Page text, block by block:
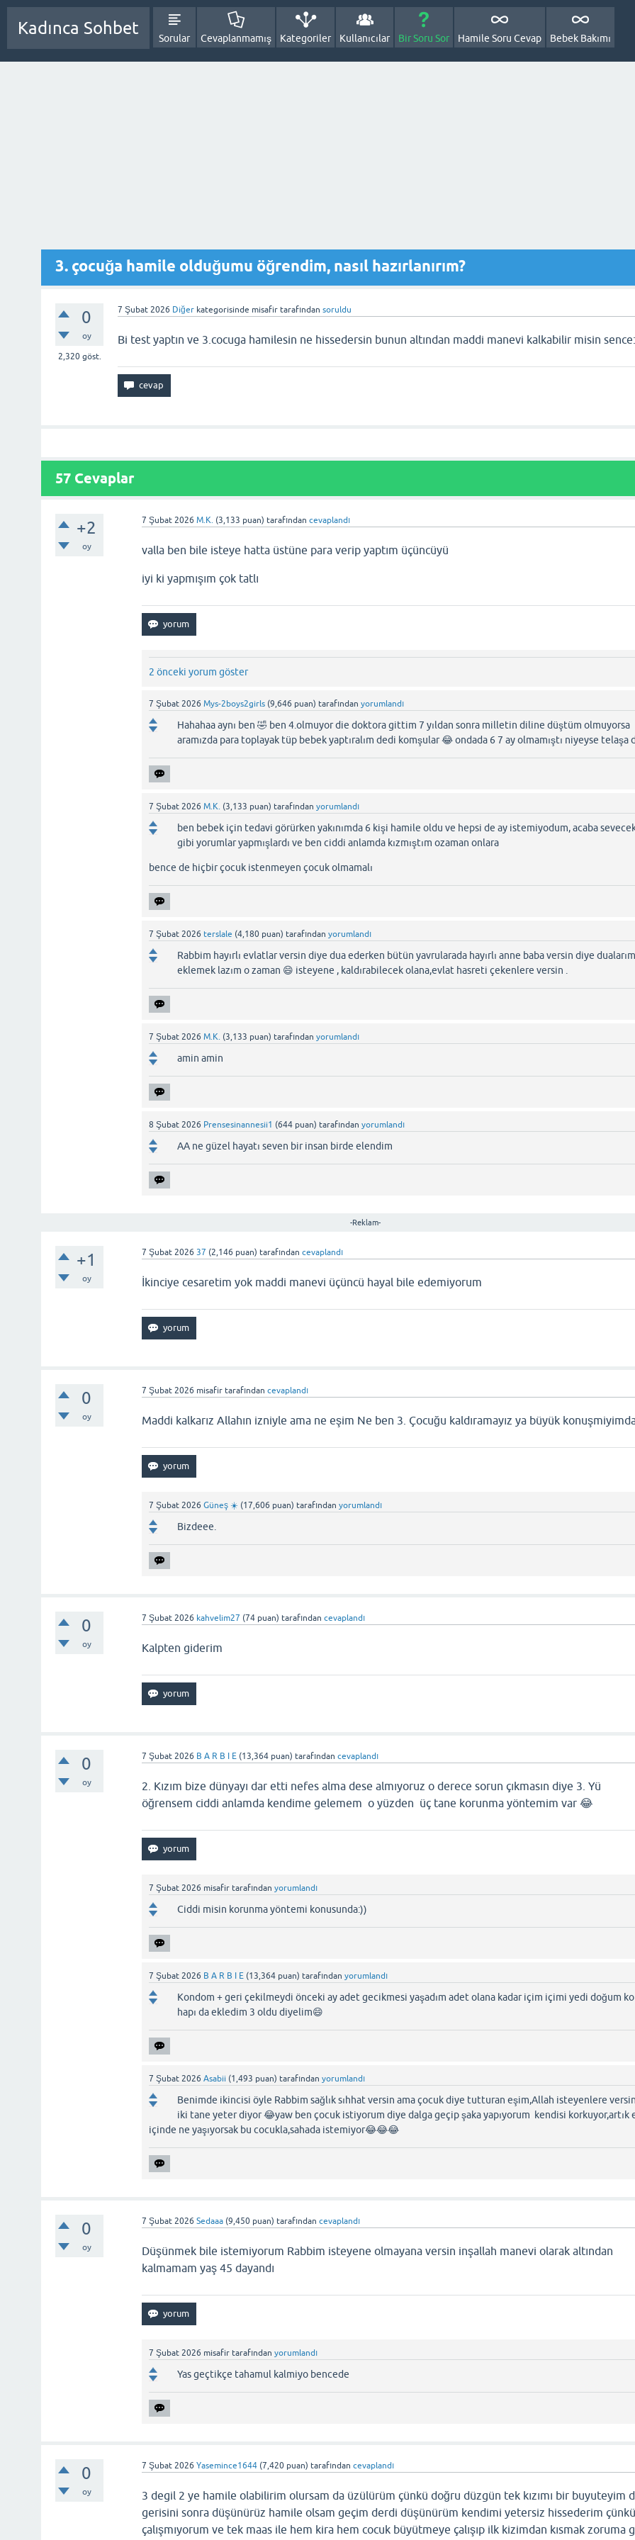
Kadınca Sohbet
Sorular Cevaplanmamış Kategoriler Kullanıcılar Bir Soru Sor Hamile Soru Cevap Bebek Bakımı
3. çocuğa hamile olduğumu öğrendim, nasıl hazırlanırım?
0
oy
2,320göst.
7 Şubat 2026 Diğer kategorisinde misafir tarafından soruldu
Bi test yaptın ve 3.cocuga hamilesin ne hissedersin bunun altından maddi manevi kalkabilir misin
57 Cevaplar
+2
oy
7 Şubat 2026 M.K. (3,133 puan) tarafından cevaplandı
valla ben bile isteye hatta üstüne para verip yaptım üçüncüyü
iyi ki yapmışım çok tatlı
2 önceki yorum göster
7 Şubat 2026 Mys-2boys2girls (9,646 puan) tarafından yorumlandı
Hahahaa aynı ben 🤣 ben 4.olmuyor die doktora gittim 7 yıldan sonra milletin diline düştüm olmuyorsa
aramızda para toplayak tüp bebek yaptıralım dedi komşular 😂 ondada 6 7 ay olmamıştı niyeyse
7 Şubat 2026 M.K. (3,133 puan) tarafından yorumlandı
ben bebek için tedavi görürken yakınımda 6 kişi hamile oldu ve hepsi de ay istemiyodum, acaba
gibi yorumlar yapmışlardı ve ben ciddi anlamda kızmıştım ozaman onlara
bence de hiçbir çocuk istenmeyen çocuk olmamalı
7 Şubat 2026 terslale (4,180 puan) tarafından yorumlandı
Rabbim hayırlı evlatlar versin diye dua ederken bütün yavrularada hayırlı anne baba versin diye
eklemek lazım o zaman 😄 isteyene , kaldırabilecek olana,evlat hasreti çekenlere versin .
7 Şubat 2026 M.K. (3,133 puan) tarafından yorumlandı
amin amin
8 Şubat 2026 Prensesinannesii1 (644 puan) tarafından yorumlandı
AA ne güzel hayatı seven bir insan birde elendim
-Reklam-
+1
oy
7 Şubat 2026 37 (2,146 puan) tarafından cevaplandı
İkinciye cesaretim yok maddi manevi üçüncü hayal bile edemiyorum
0
oy
7 Şubat 2026 misafir tarafından cevaplandı
Maddi kalkarız Allahın izniyle ama ne eşim Ne ben 3. Çocuğu kaldıramayız ya büyük
7 Şubat 2026 Güneş ☀️ (17,606 puan) tarafından yorumlandı
Bizdeee.
0
oy
7 Şubat 2026 kahvelim27 (74 puan) tarafından cevaplandı
Kalpten giderim
0
oy
7 Şubat 2026 B A R B I E (13,364 puan) tarafından cevaplandı
2. Kızım bize dünyayı dar etti nefes alma dese almıyoruz o derece sorun çıkmasın diye 3. Yü
öğrensem ciddi anlamda kendime gelemem o yüzden üç tane korunma yöntemim var 😂
7 Şubat 2026 misafir tarafından yorumlandı
Ciddi misin korunma yöntemi konusunda:))
7 Şubat 2026 B A R B I E (13,364 puan) tarafından yorumlandı
Kondom + geri çekilmeydi önceki ay adet gecikmesi yaşadım adet olana kadar içim içimi yedi doğum
hapı da ekledim 3 oldu diyelim😄
7 Şubat 2026 Asabii (1,493 puan) tarafından yorumlandı
Benimde ikincisi öyle Rabbim sağlık sıhhat versin ama çocuk diye tutturan eşim,Allah isteyenlere
iki tane yeter diyor 😂yaw ben çocuk istiyorum diye dalga geçip şaka yapıyorum kendisi korkuyor,artık
içinde ne yaşıyorsak bu cocukla,sahada istemiyor😂😂😂
0
oy
7 Şubat 2026 Sedaaa (9,450 puan) tarafından cevaplandı
Düşünmek bile istemiyorum Rabbim isteyene olmayana versin inşallah manevi olarak altından
kalmamam yaş 45 dayandı
7 Şubat 2026 misafir tarafından yorumlandı
Yas geçtikçe tahamul kalmiyo bencede
0
oy
7 Şubat 2026 Yasemince1644 (7,420 puan) tarafından cevaplandı
3 degil 2 ye hamile olabilirim olursam da üzülürüm çünkü doğru düzgün tek kızımı bir buyuteyim
gerisini sonra düşünürüz hamile olsam geçim derdi düşünürüm kendimi yetersiz hissederim
çalışmıyorum ve tek maas ile hem kira hem cocuk büyütmeye çalışıp ilk kizimdan kısmak zoruma